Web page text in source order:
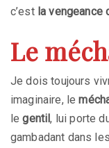
c’est la vengeance
Le
Je dois toujours
imaginaire, le
legentil, lui porte
gambadant dans